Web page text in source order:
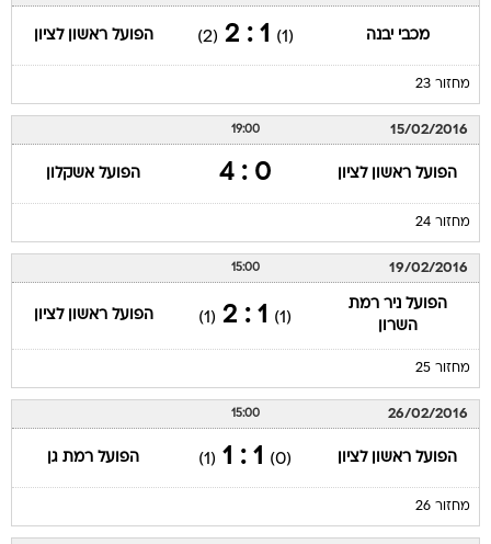
מכבי יבנה (1)
1 : 2
(2) הפועל ראשון לציון
מחזור 23
15/02/2016
19:00
הפועל ראשון לציון 0 : 4 הפועל אשקלון
מחזור 24
19/02/2016
15:00
הפועל ניר רמת
השרון
(1)
1 : 2
(1) הפועל ראשון לציון
מחזור 25
26/02/2016
15:00
הפועל ראשון לציון (0)
1 : 1
(1) הפועל רמת גן
מחזור 26